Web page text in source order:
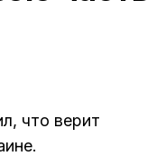
что верит